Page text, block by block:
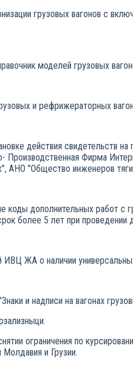
грузовых вагонов с
моделей грузовых
и рефрижераторных
действия свидетельств на
Фирма
АНО "Общество инженеров
дополнительных работ с
более 5 лет при проведении
ЖА о наличии
и надписи на вагонах
ограничения по
и Грузии.